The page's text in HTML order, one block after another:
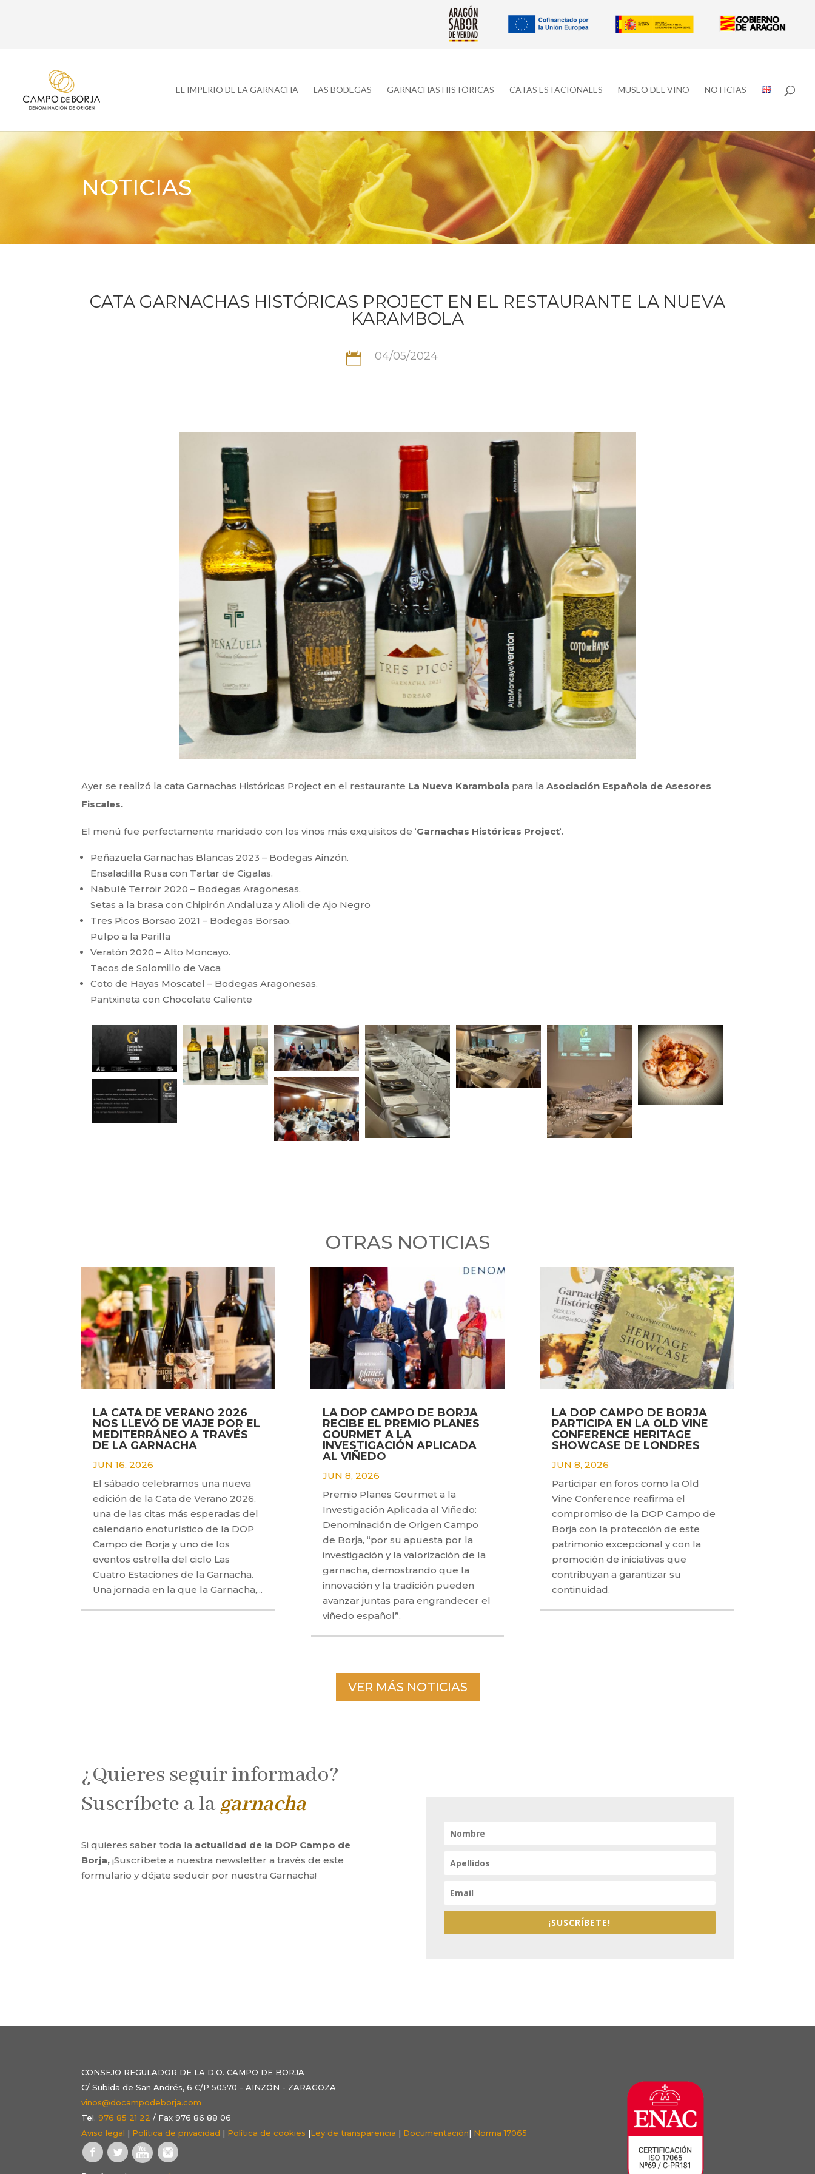
EL IMPERIO DE LA GARNACHA LAS BODEGAS GARNACHAS HISTÓRICAS CATAS ESTACIONALES MUSEO DEL VINO NOTICIAS
NOTICIAS
CATA GARNACHAS HISTÓRICAS PROJECT EN EL RESTAURANTE LA NUEVA
KARAMBOLA
 04/05/2024
Ayer se realizó la cata Garnachas Históricas Project en el restaurante La Nueva Karambola para laAsociación Española de Asesores
Fiscales.
El menú fue perfectamente maridado con los vinos más exquisitos de ‘Garnachas Históricas Project‘.
Peñazuela Garnachas Blancas 2023 – Bodegas Ainzón.
Ensaladilla Rusa con Tartar de Cigalas.
Nabulé Terroir 2020 – Bodegas Aragonesas.
Setas a la brasa con Chipirón Andaluza y Alioli de Ajo Negro
Tres Picos Borsao 2021 – Bodegas Borsao.
Pulpo a la Parilla
Veratón 2020 – Alto Moncayo.
Tacos de Solomillo de Vaca
Coto de Hayas Moscatel – Bodegas Aragonesas.
Pantxineta con Chocolate Caliente
OTRAS NOTICIAS
LA CATA DE VERANO 2026
NOS LLEVÓ DE VIAJE POR EL
MEDITERRÁNEO A TRAVÉS
DE LA GARNACHA
JUN 16, 2026
El sábado celebramos una nueva
edición de la Cata de Verano 2026,
una de las citas más esperadas del
calendario enoturístico de la DOP
Campo de Borja y uno de los
eventos estrella del ciclo Las
Cuatro Estaciones de la Garnacha.
Una jornada en la que la Garnacha,...
LA DOP CAMPO DE BORJA
RECIBE EL PREMIO PLANES
GOURMET A LA
INVESTIGACIÓN APLICADA
AL VIÑEDO
JUN 8, 2026
Premio Planes Gourmet a la
Investigación Aplicada al Viñedo:
Denominación de Origen Campo
de Borja, “por su apuesta por la
investigación y la valorización de la
garnacha, demostrando que la
innovación y la tradición pueden
avanzar juntas para engrandecer el
viñedo español”.
LA DOP CAMPO DE BORJA
PARTICIPA EN LA OLD VINE
CONFERENCE HERITAGE
SHOWCASE DE LONDRES
JUN 8, 2026
Participar en foros como la Old
Vine Conference reafirma el
compromiso de la DOP Campo de
Borja con la protección de este
patrimonio excepcional y con la
promoción de iniciativas que
contribuyan a garantizar su
continuidad.
VER MÁS NOTICIAS
¿Quieres seguir informado?
Suscríbete a lagarnacha
Si quieres saber toda la actualidad de la DOP Campo de
Borja, ¡Suscríbete a nuestra newsletter a través de este
formulario y déjate seducir por nuestra Garnacha!
¡SUSCRÍBETE!
CONSEJO REGULADOR DE LA D.O. CAMPO DE BORJA
C/ Subida de San Andrés, 6 C/P 50570 - AINZÓN - ZARAGOZA
vinos@docampodeborja.com
Tel.976 85 21 22 / Fax 976 86 88 06
Aviso legal | Política de privacidad | Política de cookies |Ley de transparencia | Documentación| Norma 17065